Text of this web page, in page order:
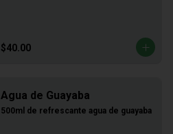
$40.00
Agua de Guayaba
500ml de refrescante agua de guayaba